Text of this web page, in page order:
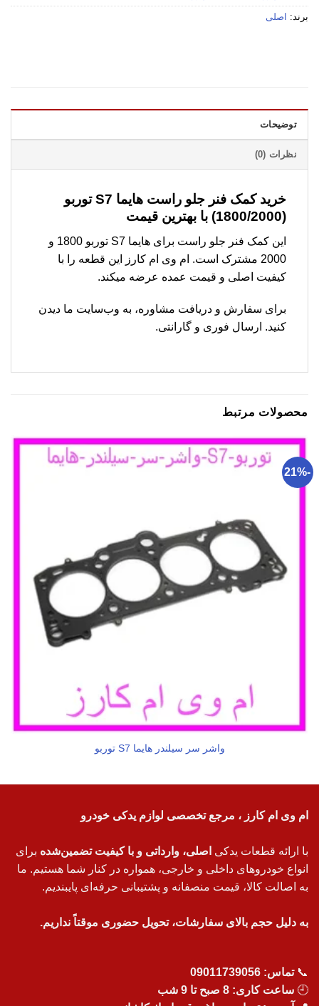
برند: اصلی
توضیحات
نظرات (0)
خرید کمک فنر جلو راست هایما S7 توربو
(1800/2000) با بهترین قیمت
این کمک فنر جلو راست برای هایما S7 توربو 1800 و
2000 مشترک است. ام وی ام کارز این قطعه را با
کیفیت اصلی و قیمت عمده عرضه میکند.
برای سفارش و دریافت مشاوره، به وب‌سایت ما دیدن
کنید. ارسال فوری و گارانتی.
محصولات مرتبط
-21%
واشر سر سیلندر هایما S7 توربو
ام وی ام کارز ، مرجع تخصصی لوازم یدکی خودرو
با ارائه قطعات یدکی اصلی، وارداتی و با کیفیت تضمین‌شده برای
انواع خودروهای داخلی و خارجی، همواره در کنار شما هستیم. ما
به اصالت کالا، قیمت منصفانه و پشتیبانی حرفه‌ای پایبندیم.
به دلیل حجم بالای سفارشات، تحویل حضوری موقتاً نداریم.
📞تماس: 09011739056
🕘 ساعت کاری: 8 صبح تا 9 شب